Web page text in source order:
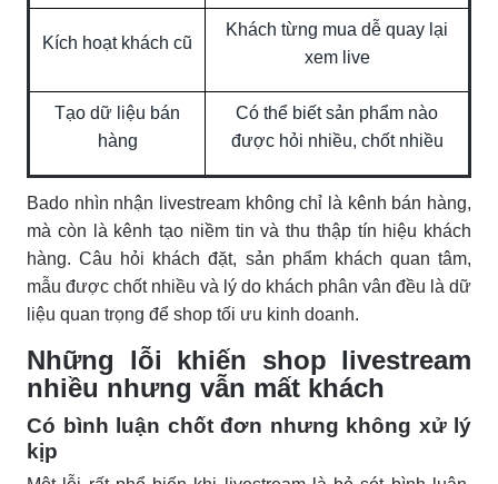
Kích hoạt khách cũ
Khách từng mua dễ quay lại
xem live
Tạo dữ liệu bán
hàng
Có thể biết sản phẩm nào
được hỏi nhiều, chốt nhiều
Bado nhìn nhận livestream không chỉ là kênh bán hàng,
mà còn là kênh tạo niềm tin và thu thập tín hiệu khách
hàng. Câu hỏi khách đặt, sản phẩm khách quan tâm,
mẫu được chốt nhiều và lý do khách phân vân đều là dữ
liệu quan trọng để shop tối ưu kinh doanh.
Những lỗi khiến shop livestream
nhiều nhưng vẫn mất khách
Có bình luận chốt đơn nhưng không xử lý
kịp